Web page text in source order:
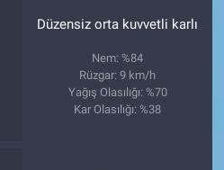
Düzensiz orta kuvvetli karlı
Nem: %84
Rüzgar: 9 km/h
Yağış Olasılığı: %70
Kar Olasılığı: %38